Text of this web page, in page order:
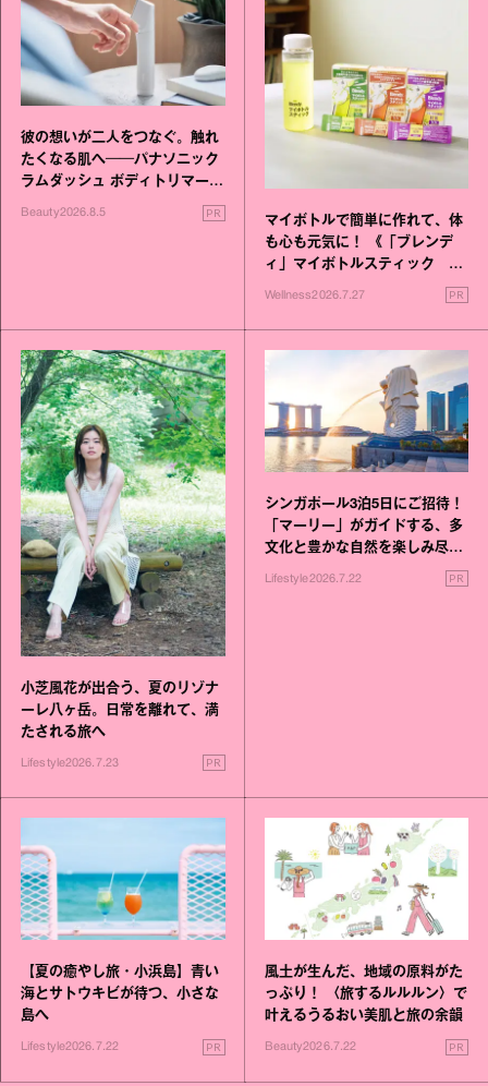
彼の想いが二人をつなぐ。触れ
たくなる肌へ──パナソニック
ラムダッシュ ボディトリマーが
Beauty2026.8.5 PR
マイボトルで簡単に作れて、体
も心も元気に！ 《「ブレンデ
ィ」マイボトルスティック い
いこと毎日》シリーズが誕生
Wellness2026.7.27 PR
小芝風花が出合う、夏のリゾナ
ーレ八ヶ岳。日常を離れて、満
たされる旅へ
Lifestyle2026.7.23 PR
シンガポール3泊5日にご招待！
「マーリー」がガイドする、多
文化と豊かな自然を楽しみ尽く
Lifestyle2026.7.22 PR
【夏の癒やし旅・小浜島】青い
海とサトウキビが待つ、小さな
島へ
Lifestyle2026.7.22 PR
風土が生んだ、地域の原料がた
っぷり！ 〈旅するルルルン〉で
叶えるうるおい美肌と旅の余韻
Beauty2026.7.22 PR